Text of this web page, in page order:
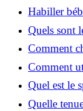
Habiller
Quels sont
enfant ?
Comment
votre
Comment
Quel est le
Quelle